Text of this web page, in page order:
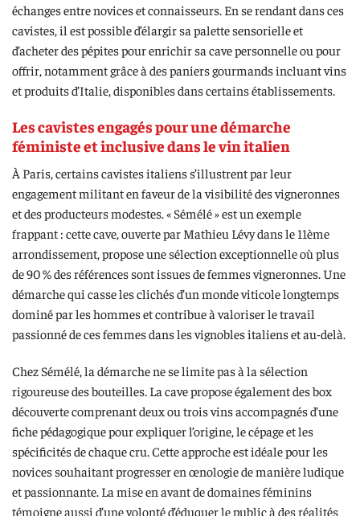
échanges entre novices et connaisseurs. En se rendant dans ces
cavistes, il est possible d’élargir sa palette sensorielle et
d’acheter des pépites pour enrichir sa cave personnelle ou pour
offrir, notamment grâce à des paniers gourmands incluant vins
et produits d’Italie, disponibles dans certains établissements.
Les cavistes engagés pour une démarche
féministe et inclusive dans le vin italien
À Paris, certains cavistes italiens s’illustrent par leur
engagement militant en faveur de la visibilité des vigneronnes
et des producteurs modestes. « Sémélé » est un exemple
frappant : cette cave, ouverte par Mathieu Lévy dans le 11ème
arrondissement, propose une sélection exceptionnelle où plus
de 90 % des références sont issues de femmes vigneronnes. Une
démarche qui casse les clichés d’un monde viticole longtemps
dominé par les hommes et contribue à valoriser le travail
passionné de ces femmes dans les vignobles italiens et au-delà.
Chez Sémélé, la démarche ne se limite pas à la sélection
rigoureuse des bouteilles. La cave propose également des box
découverte comprenant deux ou trois vins accompagnés d’une
fiche pédagogique pour expliquer l’origine, le cépage et les
spécificités de chaque cru. Cette approche est idéale pour les
novices souhaitant progresser en œnologie de manière ludique
et passionnante. La mise en avant de domaines féminins
témoigne aussi d’une volonté d’éduquer le public à des réalités